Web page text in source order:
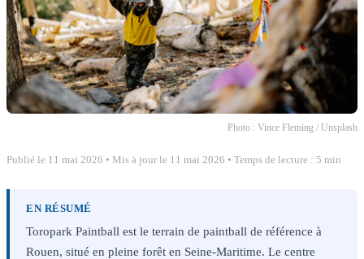
Photo : Vince Fleming / Unsplash
Publié le 11 mai 2026 • Mis à jour le 11 mai 2026 • Temps de lecture : 5 min
EN RÉSUMÉ
Toropark Paintball est le terrain de paintball de référence à
Rouen, situé en pleine forêt en Seine-Maritime. Le centre